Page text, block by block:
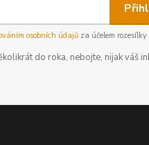
osobních údajůza účelem rozesílky
do roka, nebojte, nijak váš